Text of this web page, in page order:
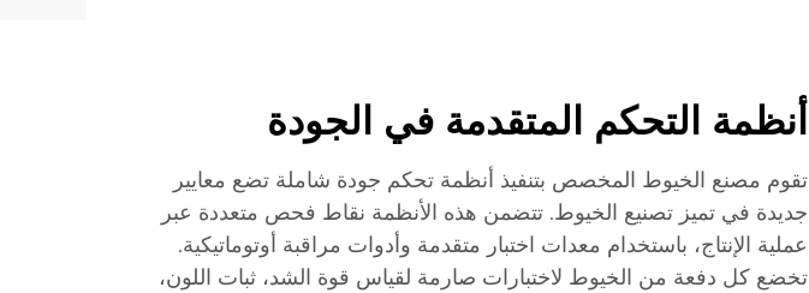
أنظمة التحكم المتقدمة في الجودة
تقوم مصنع الخيوط المخصص بتنفيذ أنظمة تحكم جودة شاملة تضع معايير
جديدة في تميز تصنيع الخيوط. تتضمن هذه الأنظمة نقاط فحص متعددة عبر
عملية الإنتاج، باستخدام معدات اختبار متقدمة وأدوات مراقبة أوتوماتيكية.
تخضع كل دفعة من الخيوط لاختبارات صارمة لقياس قوة الشد، ثبات اللون،